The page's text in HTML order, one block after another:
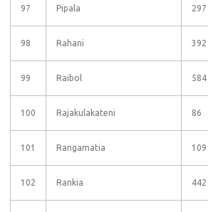
97 Pipala 297
98 Rahani 392
99 Raibol 584
100 Rajakulakateni 86
101 Rangamatia 109
102 Rankia 442